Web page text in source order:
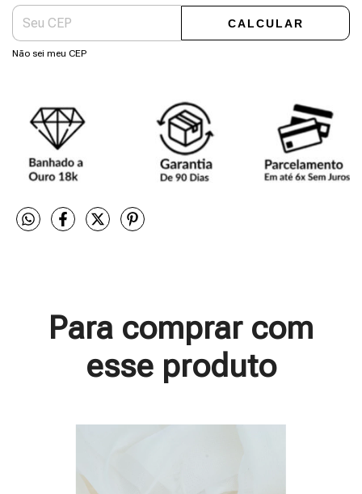
CALCULAR
Não sei meu CEP
Para comprar com
esse produto